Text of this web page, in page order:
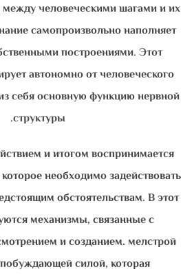
человеческими шагами и их
самопроизвольно наполняет
построениями. Этот
автономно от человеческого
себя основную функцию нервной
структуры.
и итогом воспринимается
необходимо задействовать
обстоятельствам. В этот
механизмы, связанные с
и созданием. мелстрой
силой, которая